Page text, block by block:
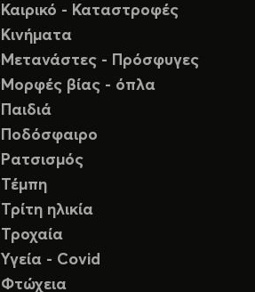
Καιρικό - Καταστροφές
Κινήματα
Μετανάστες - Πρόσφυγες
Μορφές βίας - όπλα
Παιδιά
Ποδόσφαιρο
Ρατσισμός
Τέμπη
Τρίτη ηλικία
Τροχαία
Υγεία - Covid
Φτώχεια